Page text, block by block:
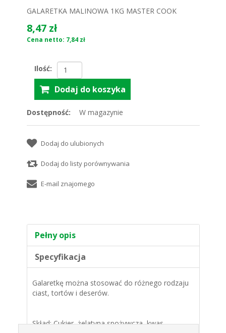
GALARETKA MALINOWA 1KG MASTER COOK
8,47 zł
Cena netto: 7,84 zł
Ilość:
Dostępność: W magazynie
Pełny opis
Specyfikacja
Galaretkę można stosować do różnego rodzaju
ciast, tortów i deserów.
Skład: Cukier, żelatyna spożywcza, kwas